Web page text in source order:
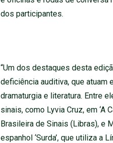
dos participantes.
“Um dos destaques desta
deficiência auditiva, que atuam
dramaturgia e literatura. Entre
sinais, como Lyvia Cruz, em ‘A
Brasileira de Sinais (Libras), e
espanhol ‘Surda’, que utiliza a